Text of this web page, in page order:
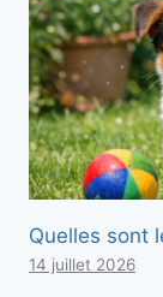
Quelles sont
14 juillet 2026